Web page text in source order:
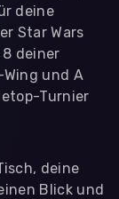
deine
Star Wars
deiner
Wing und A
Turnier
deine
Blick und